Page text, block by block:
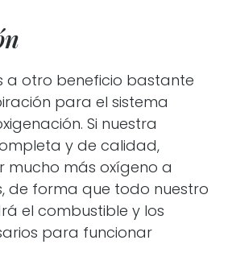
a otro beneficio bastante
para el sistema
Si nuestra
y de calidad,
mucho más oxígeno a
de forma que todo nuestro
el combustible y los
para funcionar